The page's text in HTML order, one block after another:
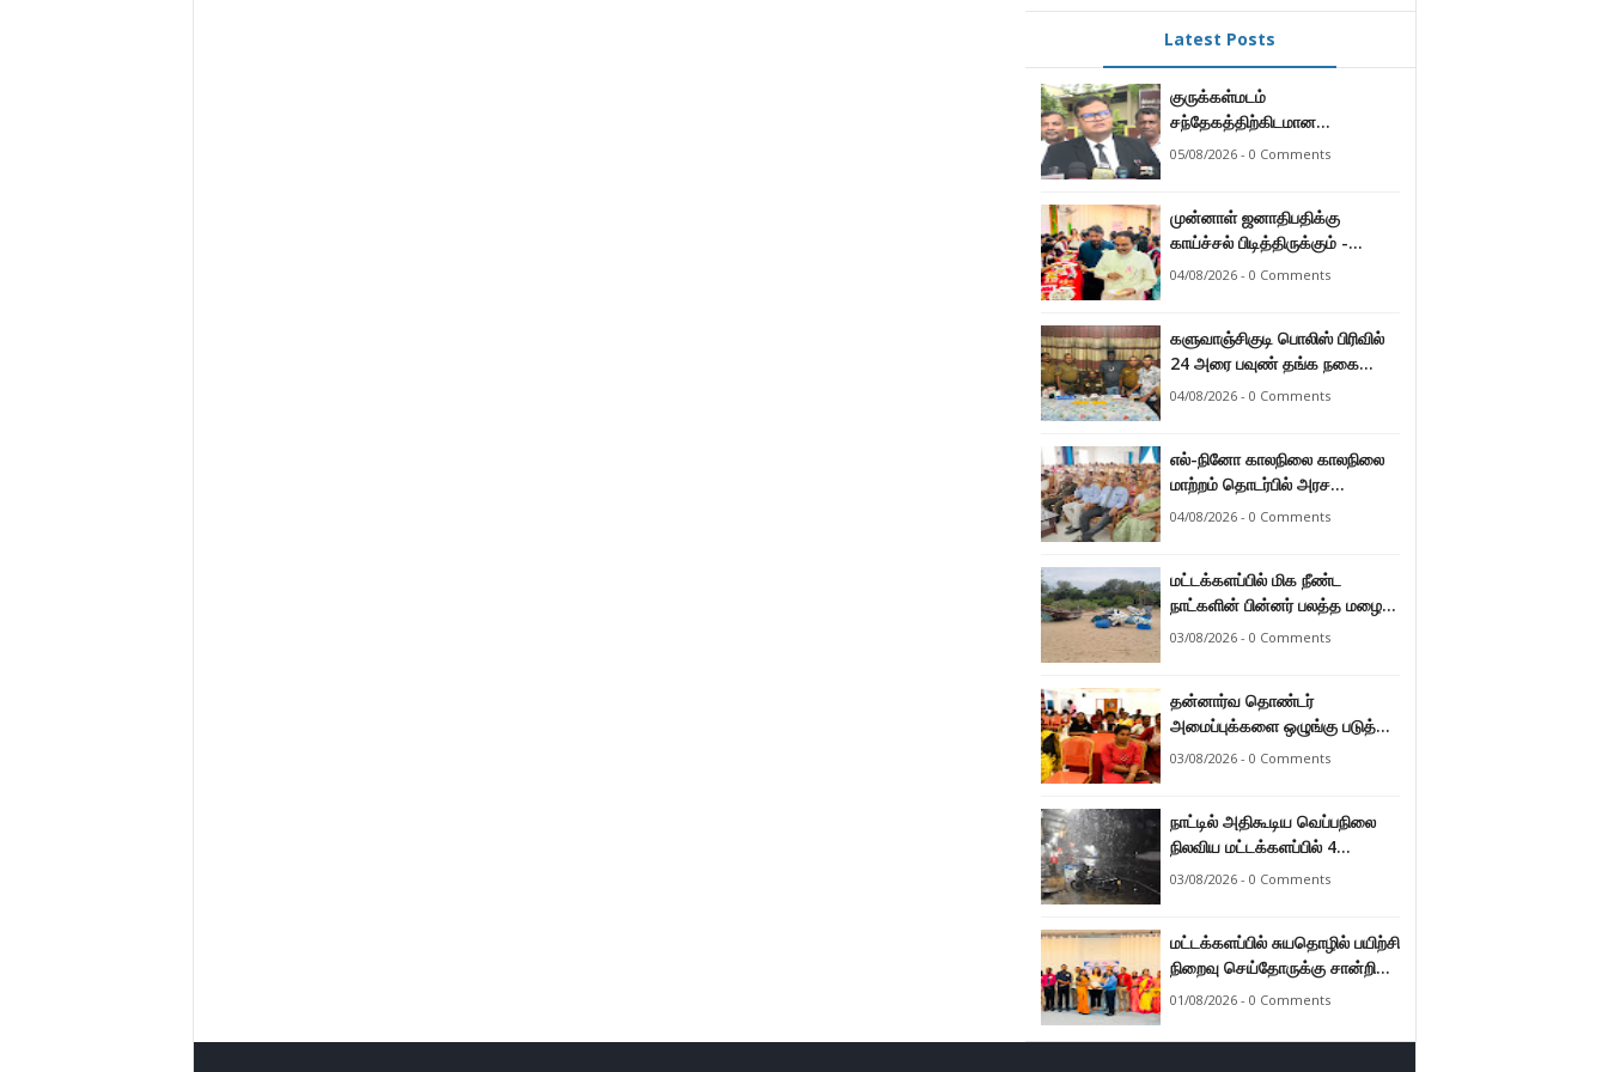
Latest Posts
குருக்கள்மடம்
சந்தேகத்திற்கிடமான
மனிதப்புதைகுழி தொடர்பான
தவணையிடப்பட்டுள்ளது.
05/08/2026 - 0 Comments
முன்னாள் ஜனாதிபதிக்கு
காய்ச்சல் பிடித்திருக்கும் -
பாராளுமன்ற உறுப்பினர் ஸ்ரீநேசன்
04/08/2026 - 0 Comments
களுவாஞ்சிகுடி பொலிஸ் பிரிவில்
24 அரை பவுண் தங்க நகை
களவு 24 மணித்தியலத்தில்
04/08/2026 - 0 Comments
எல்-நினோ காலநிலை காலநிலை
மாற்றம் தொடர்பில் அரச
உத்தியோகஸ்த்தர்களுக்கு
04/08/2026 - 0 Comments
மட்டக்களப்பில் மிக நீண்ட
நாட்களின் பின்னர் பலத்த மழை
47.8 மில்லி மீற்றர் மழை வீழ்ச்சி
03/08/2026 - 0 Comments
தன்னார்வ தொண்டர்
அமைப்புக்களை ஒழுங்கு படுத்த
வேண்டும் என்ற அடிப்படையில்
03/08/2026 - 0 Comments
நாட்டில் அதிகூடிய வெப்பநிலை
நிலவிய மட்டக்களப்பில் 4
மாதங்களுக்குப் பின்னர் பலத்த
03/08/2026 - 0 Comments
மட்டக்களப்பில் சுயதொழில் பயிற்சி
நிறைவு செய்தோருக்கு சான்றிதழ்
வழங்கி வைப்பு.
01/08/2026 - 0 Comments